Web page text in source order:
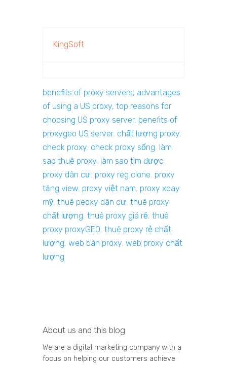
KingSoft
benefits of proxy servers, advantages
of using a US proxy, top reasons for
choosing US proxy server, benefits of
proxygeo US server, chất lượng proxy,
check proxy, check proxy sống, làm
sao thuê proxy, làm sao tìm được
proxy dân cư, proxy reg clone, proxy
tăng view, proxy việt nam, proxy xoay
mỹ, thuê peoxy dân cư, thuê proxy
chất lượng, thuê proxy giá rẻ, thuê
proxy proxyGEO, thuê proxy rẻ chất
lượng, web bán proxy, web proxy chất
lượng
About us and this blog
We are a digital marketing company with a
focus on helping our customers achieve